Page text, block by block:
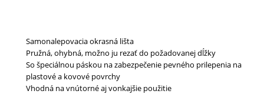
Samonalepovacia okrasná lišta
Pružná, ohybná, možno ju rezať do požadovanej dĺžky
So špeciálnou páskou na zabezpečenie pevného prilepenia na
plastové a kovové povrchy
Vhodná na vnútorné aj vonkajšie použitie